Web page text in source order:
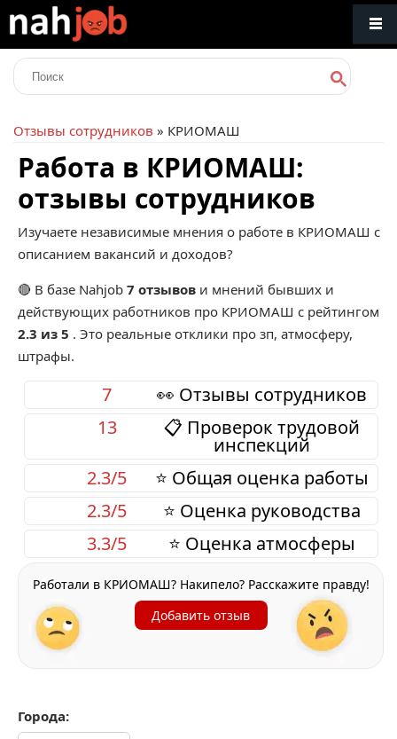
Отзывы сотрудников » КРИОМАШ
Работа в КРИОМАШ:
отзывы сотрудников
Изучаете независимые мнения о работе в КРИОМАШ с
описанием вакансий и доходов?
🔴 В базе Nahjob 7 отзывов и мнений бывших и
действующих работников про КРИОМАШ с рейтингом
2.3 из 5 . Это реальные отклики про зп, атмосферу,
штрафы.
👀 Отзывы сотрудников
7
📋 Проверок трудовой
инспекций
13
⭐ Общая оценка работы
2.3/5
⭐ Оценка руководства
2.3/5
⭐ Оценка атмосферы
3.3/5
Работали в КРИОМАШ? Накипело? Расскажите правду!
Добавить отзыв
Города: